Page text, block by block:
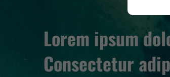
Lorem ipsum
Consectetur